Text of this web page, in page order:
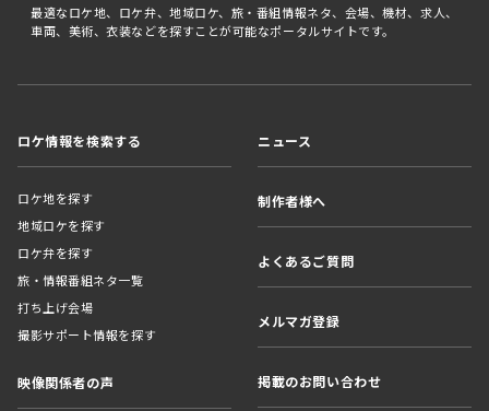
最適なロケ地、ロケ弁、地域ロケ、旅・番組情報ネタ、会場、機材、求人、
車両、美術、衣装などを探すことが可能なポータルサイトです。
ロケ情報を検索する
ロケ地を探す
地域ロケを探す
ロケ弁を探す
旅・情報番組ネタ一覧
打ち上げ会場
撮影サポート情報を探す
映像関係者の声
ニュース
制作者様へ
よくあるご質問
メルマガ登録
掲載のお問い合わせ